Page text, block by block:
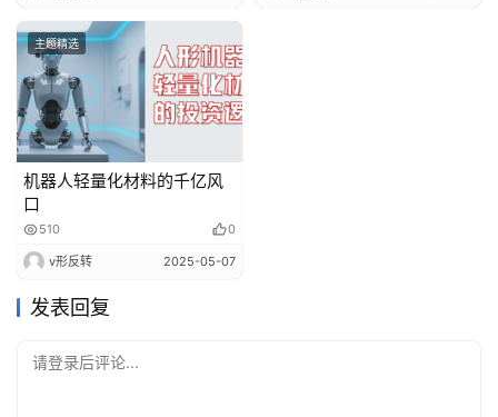
主题精选
机器人轻量化材料的千亿风
口
510 0
v形反转 2025-05-07
发表回复
请登录后评论...